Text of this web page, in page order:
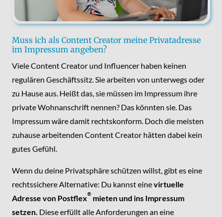
Muss ich als Content Creator meine Privatadresse
im Impressum angeben?
Viele Content Creator und Influencer haben keinen
regulären Geschäftssitz. Sie arbeiten von unterwegs oder
zu Hause aus. Heißt das, sie müssen im Impressum ihre
private Wohnanschrift nennen? Das könnten sie. Das
Impressum wäre damit rechtskonform. Doch die meisten
zuhause arbeitenden Content Creator hätten dabei kein
gutes Gefühl.
Wenn du deine Privatsphäre schützen willst, gibt es eine
rechtssichere Alternative: Du kannst einevirtuelle
Adresse von Postflex® mieten und ins Impressum
setzen. Diese erfüllt alle Anforderungen an eine